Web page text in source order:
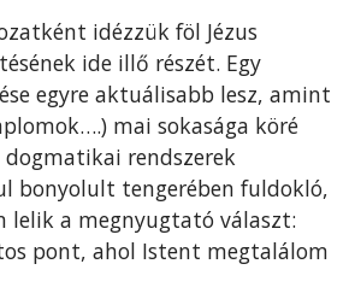
idézzük föl Jézus
ide illő részét. Egy
egyre aktuálisabb lesz, amint
mai sokasága köré
rendszerek
bonyolult tengerében fuldokló,
lelik a megnyugtató választ:
pont, ahol Istent megtalálom